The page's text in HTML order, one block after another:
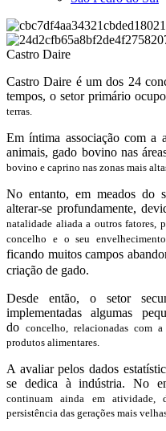
Castro Daire
Castro Daire é um dos 24
tempos, o setor primário
terras.
Em íntima associação com a
animais, gado bovino nas
bovino e caprino nas zonas mais
No entanto, em meados do
alterar-se profundamente,
natalidade aliada a outros fatores,
concelho e o seu
ficando muitos campos
criação de gado.
Desde então, o setor
implementadas algumas
do concelho, relacionadas com
produtos alimentares.
A avaliar pelos dados
se dedica à indústria. No
continuam ainda em atividade,
persistência das gerações mais